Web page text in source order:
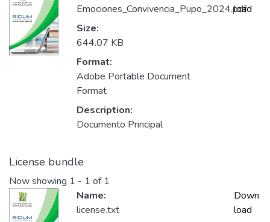
Emociones_Convivencia_Pupo_2024.pdf
Size:
644.07 KB
Format:
Adobe Portable Document
Format
Description:
Documento Principal
load
License bundle
Now showing 1 - 1 of 1
Name:
license.txt
Down
load